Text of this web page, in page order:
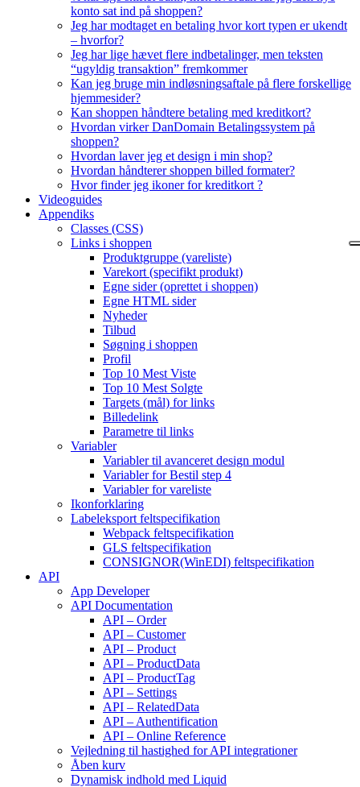
konto sat ind på shoppen?
Jeg har modtaget en betaling hvor kort typen er ukendt
– hvorfor?
Jeg har lige hævet flere indbetalinger, men teksten
“ugyldig transaktion” fremkommer
Kan jeg bruge min indløsningsaftale på flere forskellige
hjemmesider?
Kan shoppen håndtere betaling med kreditkort?
Hvordan virker DanDomain Betalingssystem på
shoppen?
Hvordan laver jeg et design i min shop?
Hvordan håndterer shoppen billed formater?
Hvor finder jeg ikoner for kreditkort ?
Videoguides
Appendiks
Classes (CSS)
Links i shoppen
Produktgruppe (vareliste)
Varekort (specifikt produkt)
Egne sider (oprettet i shoppen)
Egne HTML sider
Nyheder
Tilbud
Søgning i shoppen
Profil
Top 10 Mest Viste
Top 10 Mest Solgte
Targets (mål) for links
Billedelink
Parametre til links
Variabler
Variabler til avanceret design modul
Variabler for Bestil step 4
Variabler for vareliste
Ikonforklaring
Labeleksport feltspecifikation
Webpack feltspecifikation
GLS feltspecifikation
CONSIGNOR(WinEDI) feltspecifikation
API
App Developer
API Documentation
API – Order
API – Customer
API – Product
API – ProductData
API – ProductTag
API – Settings
API – RelatedData
API – Authentification
API – Online Reference
Vejledning til hastighed for API integrationer
Åben kurv
Dynamisk indhold med Liquid